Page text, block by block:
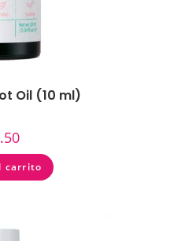
Oil (10 ml)
carrito